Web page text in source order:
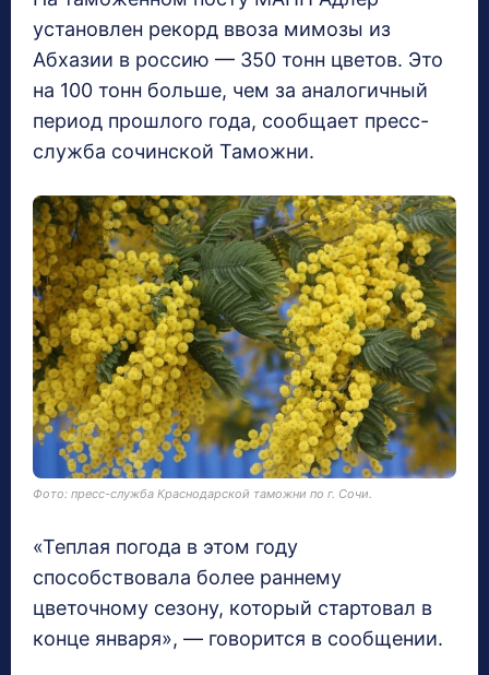
установлен рекорд ввоза мимозы из
Абхазии в россию — 350 тонн цветов. Это
на 100 тонн больше, чем за аналогичный
период прошлого года, сообщает пресс-
служба сочинской Таможни.
Фото: пресс-служба Краснодарской таможни по г. Сочи.
«Теплая погода в этом году
способствовала более раннему
цветочному сезону, который стартовал в
конце января», — говорится в сообщении.